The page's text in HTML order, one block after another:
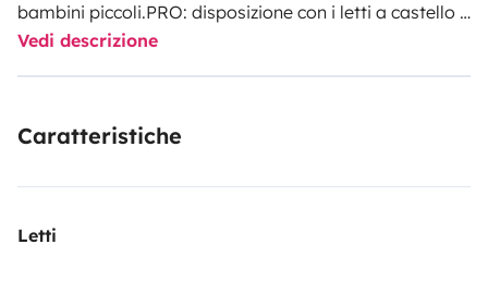
bambini piccoli.PRO: disposizione con i letti a castello e
il letto basculante permettono un' ottima vivibilità
anche in 4. Ampia zona living con 6 posti a sedere.
facili da impostare. Ottima coibentazione.
Vedi descrizione
Caratteristiche
Letti